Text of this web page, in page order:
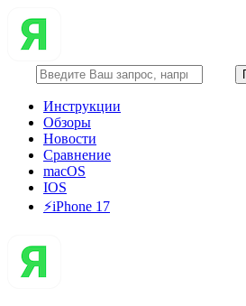
Инструкции
Обзоры
Новости
Сравнение
macOS
IOS
⚡️iPhone 17